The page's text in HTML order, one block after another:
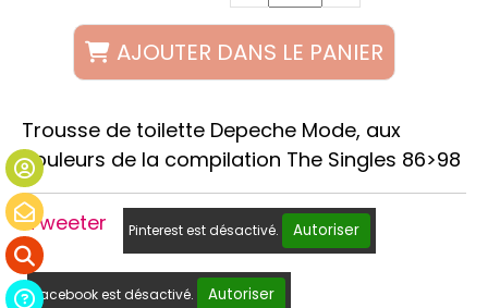
AJOUTER DANS LE PANIER
Trousse de toilette Depeche Mode, aux
couleurs de la compilation The Singles 86>98
Tweeter Pinterest est désactivé. Autoriser
Facebook est désactivé. Autoriser